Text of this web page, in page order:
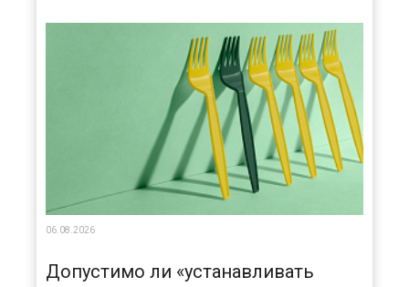
06.08.2026
Допустимо ли «устанавливать